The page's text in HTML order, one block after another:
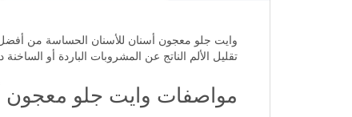
وايت جلو معجون أسنان للأسنان الحساسة من أفضل
تقليل الألم الناتج عن المشروبات الباردة أو الساخنة
مواصفات وايت جلو معجون